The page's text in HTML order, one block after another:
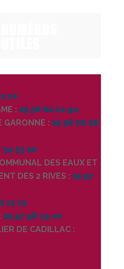
10
: 05 56 62 12 92
GARONNE : 05 56 76 38
34 53 20
DES EAUX ET
DES 2 RIVES : 05 57
13 13
05 57 98 19 20
DE CADILLAC :